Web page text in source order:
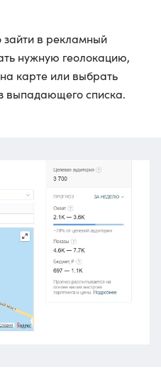
зайти в рекламный
нужную геолокацию,
карте или выбрать
выпадающего списка.